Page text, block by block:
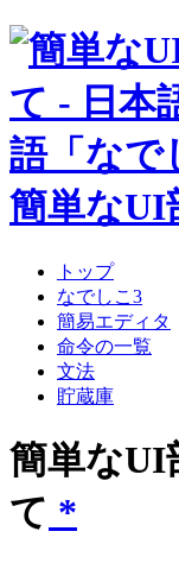
簡単なUI
トップ
なでしこ3
簡易エディタ
命令の一覧
文法
貯蔵庫
簡単なUI
て *